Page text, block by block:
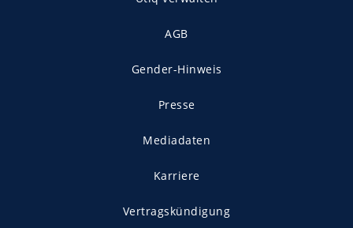
AGB
Gender-Hinweis
Presse
Mediadaten
Karriere
Vertragskündigung